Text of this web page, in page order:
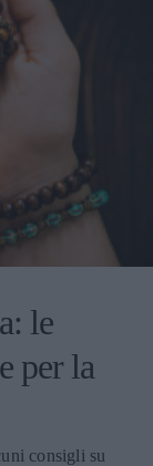
le
per la
consigli su